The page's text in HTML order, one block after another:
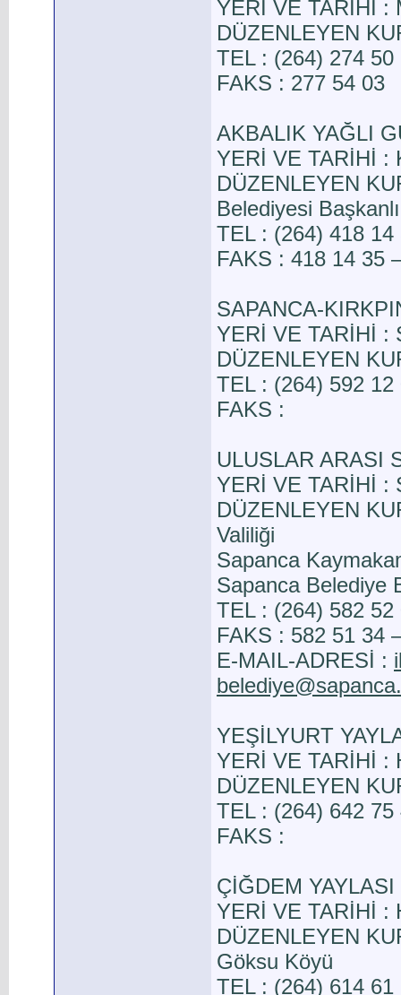
YERİ VE TARİHİ :
DÜZENLEYEN
TEL : (264) 274
FAKS : 277 54 03
AKBALIK YAĞLI
YERİ VE TARİHİ :
DÜZENLEYEN
Belediyesi
TEL : (264) 418
FAKS : 418 14 35
SAPANCA-
YERİ VE TARİHİ :
DÜZENLEYEN
TEL : (264) 592 12
FAKS :
ULUSLAR ARASI
YERİ VE TARİHİ :
DÜZENLEYEN
Valiliği
Sapanca
Sapanca Belediye
TEL : (264) 582
FAKS : 582 51 34
E-MAIL-ADRESİ :
YEŞİLYURT
YERİ VE TARİHİ :
DÜZENLEYEN
TEL : (264) 642
FAKS :
ÇİĞDEM
YERİ VE TARİHİ :
DÜZENLEYEN
Göksu Köyü
TEL : (264) 614